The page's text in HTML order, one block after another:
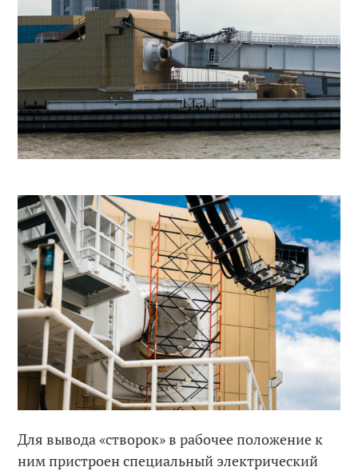
Для вывода «створок» в рабочее положение к
ним пристроен специальный электрический